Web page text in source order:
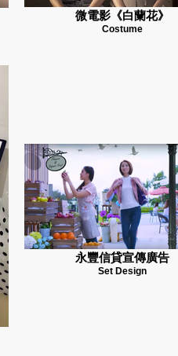
微電影《白蘭花》
Costume
永豐信貸宣傳廣告
Set Design